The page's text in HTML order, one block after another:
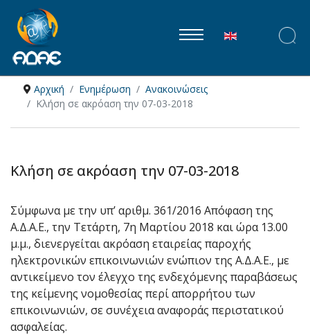
Επιλέξτε τη
Αρχική Ενημέρωση
Ανακοινώσεις
Κλήση σε ακρόαση την 07-03-2018
Κλήση σε ακρόαση την 07-03-2018
Σύμφωνα με την υπ’ αριθμ. 361/2016 Απόφαση της
Α.Δ.Α.Ε., την Τετάρτη, 7η Μαρτίου 2018 και ώρα 13.00
μ.μ., διενεργείται ακρόαση εταιρείας παροχής
ηλεκτρονικών επικοινωνιών ενώπιον της Α.Δ.Α.Ε., με
αντικείμενο τον έλεγχο της ενδεχόμενης παραβάσεως
της κείμενης νομοθεσίας περί απορρήτου των
επικοινωνιών, σε συνέχεια αναφοράς περιστατικού
ασφαλείας.